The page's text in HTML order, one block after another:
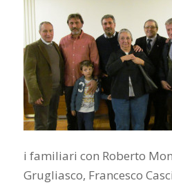
i familiari con Roberto
Grugliasco, Francesco